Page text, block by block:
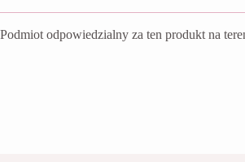
Podmiot odpowiedzialny za ten produkt na